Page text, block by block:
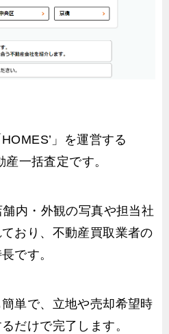
」を運営する
一括査定です。
内・外観の写真や担当社
おり、不動産買取業者の
です。
単で、立地や売却希望時
だけで完了します。